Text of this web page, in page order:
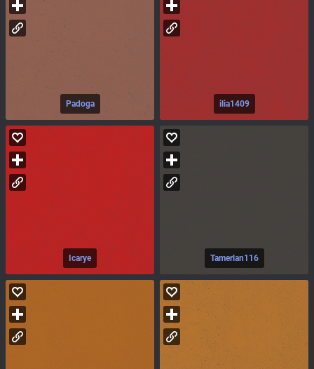
Padoga ilia1409
Icarye Tamerlan116